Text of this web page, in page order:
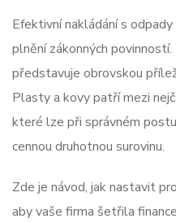
Efektivní nakládání s
plnění zákonných
představuje obrovskou
Plasty a kovy patří mezi
které lze při správném
cennou druhotnou surovinu.
Zde je návod, jak nastavit
aby vaše firma šetřila